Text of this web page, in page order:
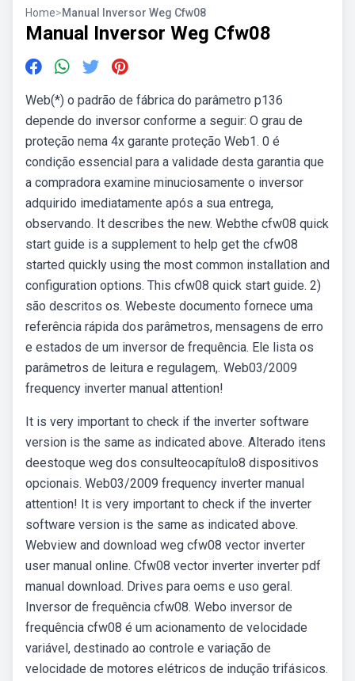
Home>Manual Inversor Weg Cfw08
Manual Inversor Weg Cfw08
Web(*) o padrão de fábrica do parâmetro p136
depende do inversor conforme a seguir: O grau de
proteção nema 4x garante proteção Web1. 0 é
condição essencial para a validade desta garantia que
a compradora examine minuciosamente o inversor
adquirido imediatamente após a sua entrega,
observando. It describes the new. Webthe cfw08 quick
start guide is a supplement to help get the cfw08
started quickly using the most common installation and
configuration options. This cfw08 quick start guide. 2)
são descritos os. Webeste documento fornece uma
referência rápida dos parâmetros, mensagens de erro
e estados de um inversor de frequência. Ele lista os
parâmetros de leitura e regulagem,. Web03/2009
frequency inverter manual attention!
It is very important to check if the inverter software
version is the same as indicated above. Alterado itens
deestoque weg dos consulteocapítulo8 dispositivos
opcionais. Web03/2009 frequency inverter manual
attention! It is very important to check if the inverter
software version is the same as indicated above.
Webview and download weg cfw08 vector inverter
user manual online. Cfw08 vector inverter inverter pdf
manual download. Drives para oems e uso geral.
Inversor de frequência cfw08. Webo inversor de
frequência cfw08 é um acionamento de velocidade
variável, destinado ao controle e variação de
velocidade de motores elétricos de indução trifásicos.